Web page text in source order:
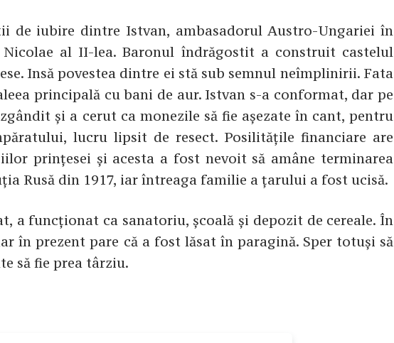
de iubire dintre Istvan, ambasadorul Austro-Ungariei în
al II-lea. Baronul îndrăgostit a construit castelul
Insă povestea dintre ei stă sub semnul neîmplinirii. Fata
principală cu bani de aur. Istvan s-a conformat, dar pe
și a cerut ca monezile să fie așezate în cant, pentru
lucru lipsit de resect. Posilitățile financiare are
prințesei și acesta a fost nevoit să amâne terminarea
Rusă din 1917, iar întreaga familie a țarului a fost ucisă.
a funcționat ca sanatoriu, școală și depozit de cereale. În
în prezent pare că a fost lăsat în paragină. Sper totuși să
să fie prea târziu.